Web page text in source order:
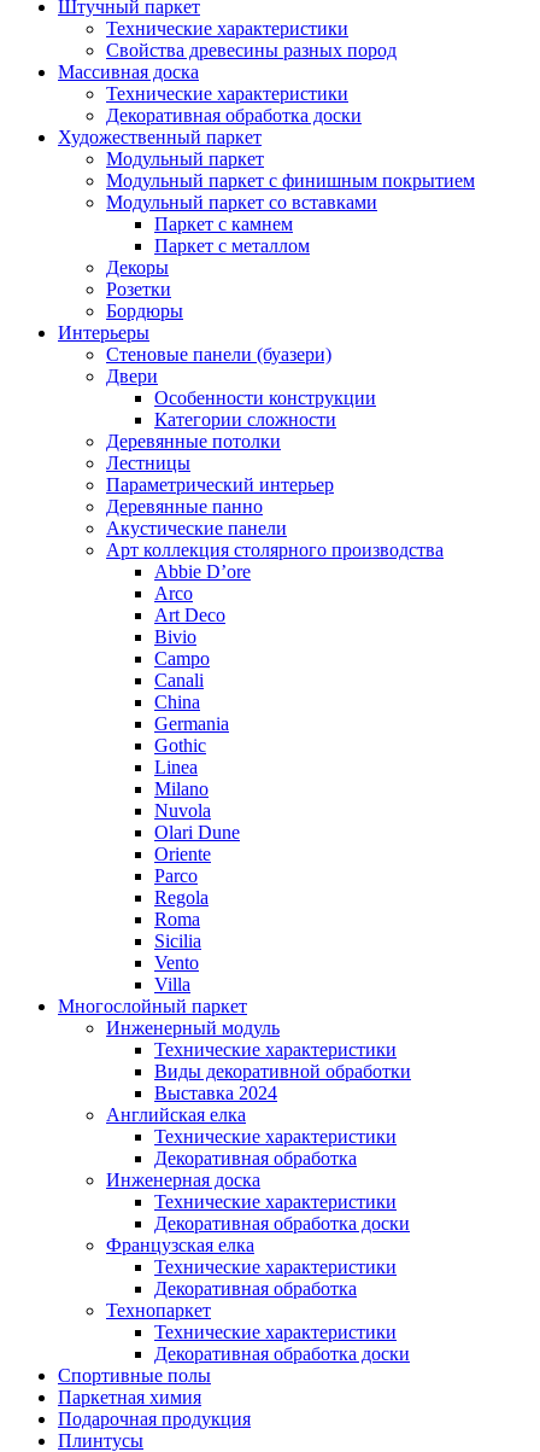
Штучный паркет
Технические характеристики
Свойства древесины разных пород
Массивная доска
Технические характеристики
Декоративная обработка доски
Художественный паркет
Модульный паркет
Модульный паркет с финишным покрытием
Модульный паркет со вставками
Паркет с камнем
Паркет с металлом
Декоры
Розетки
Бордюры
Интерьеры
Стеновые панели (буазери)
Двери
Особенности конструкции
Категории сложности
Деревянные потолки
Лестницы
Параметрический интерьер
Деревянные панно
Акустические панели
Арт коллекция столярного производства
Abbie D’ore
Arco
Art Deco
Bivio
Campo
Canali
China
Germania
Gothic
Linea
Milano
Nuvola
Olari Dune
Oriente
Parco
Regola
Roma
Sicilia
Vento
Villa
Многослойный паркет
Инженерный модуль
Технические характеристики
Виды декоративной обработки
Выставка 2024
Английская елка
Технические характеристики
Декоративная обработка
Инженерная доска
Технические характеристики
Декоративная обработка доски
Французская елка
Технические характеристики
Декоративная обработка
Технопаркет
Технические характеристики
Декоративная обработка доски
Спортивные полы
Паркетная химия
Подарочная продукция
Плинтусы